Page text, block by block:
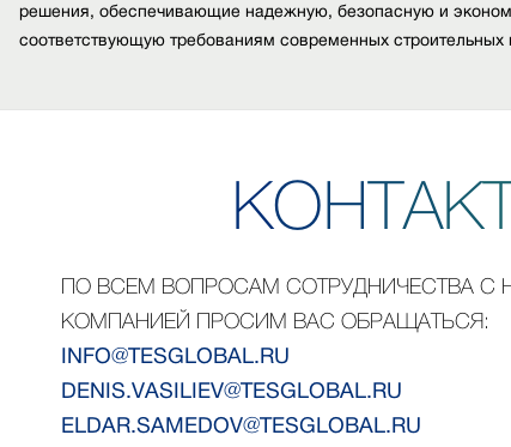
решения, обеспечивающие надежную, безопасную и
соответствующую требованиям современных
КОНТАК
ПО ВСЕМ ВОПРОСАМ СОТРУДНИЧЕСТВА С
КОМПАНИЕЙ ПРОСИМ ВАС ОБРАЩАТЬСЯ:
INFO@TESGLOBAL.RU
DENIS.VASILIEV@TESGLOBAL.RU
ELDAR.SAMEDOV@TESGLOBAL.RU